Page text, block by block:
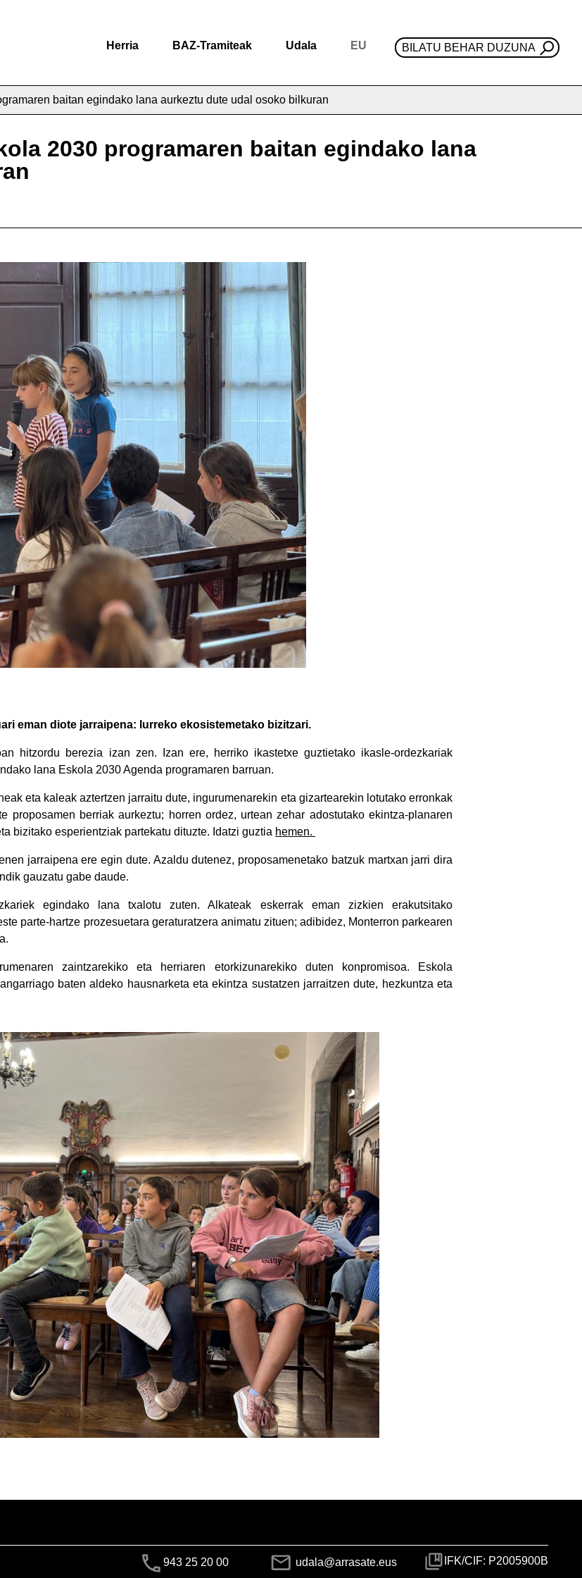
Herria BAZ-Tramiteak Udala EU BILATU BEHAR DUZUNA
baitan egindako lana aurkeztu dute udal osoko bilkuran
2030 programaren baitan egindako lana
eman diote jarraipena: lurreko ekosistemetako bizitzari.
hitzordu berezia izan zen. Izan ere, herriko ikastetxe guztietako ikasle-ordezkariak
lana Eskola 2030 Agenda programaren barruan.
eta kaleak aztertzen jarraitu dute, ingurumenarekin eta gizartearekin lotutako erronkak
proposamen berriak aurkeztu; horren ordez, urtean zehar adostutako ekintza-planaren
bizitako esperientziak partekatu dituzte. Idatzi guztia hemen.
jarraipena ere egin dute. Azaldu dutenez, proposamenetako batzuk martxan jarri dira
gauzatu gabe daude.
egindako lana txalotu zuten. Alkateak eskerrak eman zizkien erakutsitako
parte-hartze prozesuetara geraturatzera animatu zituen; adibidez, Monterron parkearen
zaintzarekiko eta herriaren etorkizunarekiko duten konpromisoa. Eskola
baten aldeko hausnarketa eta ekintza sustatzen jarraitzen dute, hezkuntza eta
943 25 20 00 udala@arrasate.eus IFK/CIF: P2005900B